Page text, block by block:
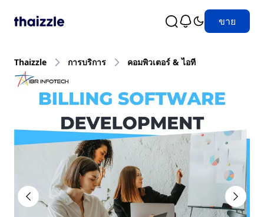
ขาย
Thaizzle การบริการ คอมพิวเตอร์ & ไอที